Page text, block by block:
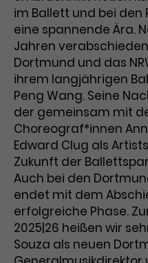
und es
Name
Anbieter TYPO3
Laufzeit 1 Monat
Zweck
Enthält
Optin-
Laufzeit 2 Jahre
Zweck
Dieses
Analytics
wird
und die
den
verfolgen.
eine
um
Marketing
Diese Gruppe
ermöglichen die
Werbekampagnen zu
Conversions zu
uns dabei
die Interessen
Name
_gcl_au
Anbieter Google Ads
Laufzeit 3 Monate
Zweck
Wird von
die
messen
speichern.
Cookie-Informationen
im Ballett und bei
eine spannende Ära.
Jahren
Dortmund und das
ihrem langjährigen
Peng Wang. Seine
der gemeinsam mit
Choreograf*innen
Edward Clug als
Zukunft der
Auch bei den
endet mit dem
erfolgreiche Phase.
2025|26 heißen wir
Souza als neuen